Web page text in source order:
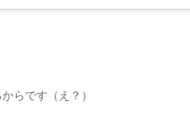
らです（え？）